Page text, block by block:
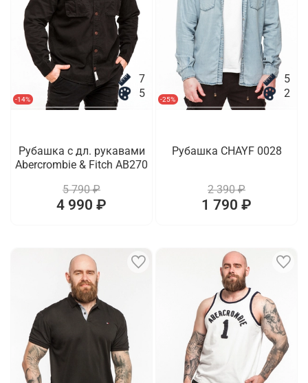
-14%
7
5
Рубашка с дл. рукавами
Abercrombie & Fitch AB270
5 790 ₽
4 990 ₽
-25%
5
2
Рубашка CHAYF 0028
2 390 ₽
1 790 ₽